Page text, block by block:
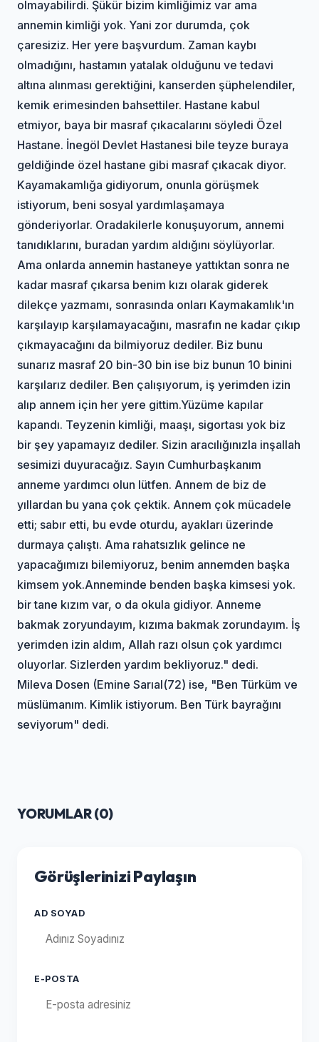
olmayabilirdi. Şükür bizim kimliğimiz var ama
annemin kimliği yok. Yani zor durumda, çok
çaresiziz. Her yere başvurdum. Zaman kaybı
olmadığını, hastamın yatalak olduğunu ve tedavi
altına alınması gerektiğini, kanserden şüphelendiler,
kemik erimesinden bahsettiler. Hastane kabul
etmiyor, baya bir masraf çıkacalarını söyledi Özel
Hastane. İnegöl Devlet Hastanesi bile teyze buraya
geldiğinde özel hastane gibi masraf çıkacak diyor.
Kayamakamlığa gidiyorum, onunla görüşmek
istiyorum, beni sosyal yardımlaşamaya
gönderiyorlar. Oradakilerle konuşuyorum, annemi
tanıdıklarını, buradan yardım aldığını söylüyorlar.
Ama onlarda annemin hastaneye yattıktan sonra ne
kadar masraf çıkarsa benim kızı olarak giderek
dilekçe yazmamı, sonrasında onları Kaymakamlık'ın
karşılayıp karşılamayacağını, masrafın ne kadar çıkıp
çıkmayacağını da bilmiyoruz dediler. Biz bunu
sunarız masraf 20 bin-30 bin ise biz bunun 10 binini
karşılarız dediler. Ben çalışıyorum, iş yerimden izin
alıp annem için her yere gittim.Yüzüme kapılar
kapandı. Teyzenin kimliği, maaşı, sigortası yok biz
bir şey yapamayız dediler. Sizin aracılığınızla inşallah
sesimizi duyuracağız. Sayın Cumhurbaşkanım
anneme yardımcı olun lütfen. Annem de biz de
yıllardan bu yana çok çektik. Annem çok mücadele
etti; sabır etti, bu evde oturdu, ayakları üzerinde
durmaya çalıştı. Ama rahatsızlık gelince ne
yapacağımızı bilemiyoruz, benim annemden başka
kimsem yok.Anneminde benden başka kimsesi yok.
bir tane kızım var, o da okula gidiyor. Anneme
bakmak zoryundayım, kızıma bakmak zorundayım. İş
yerimden izin aldım, Allah razı olsun çok yardımcı
oluyorlar. Sizlerden yardım bekliyoruz." dedi.
Mileva Dosen (Emine Sarıal(72) ise, "Ben Türküm ve
müslümanım. Kimlik istiyorum. Ben Türk bayrağını
seviyorum" dedi.
YORUMLAR (0)
Görüşlerinizi Paylaşın
AD SOYAD
E-POSTA